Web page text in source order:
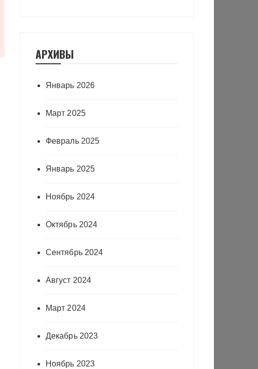
АРХИВЫ
Январь 2026
Март 2025
Февраль 2025
Январь 2025
Ноябрь 2024
Октябрь 2024
Сентябрь 2024
Август 2024
Март 2024
Декабрь 2023
Ноябрь 2023